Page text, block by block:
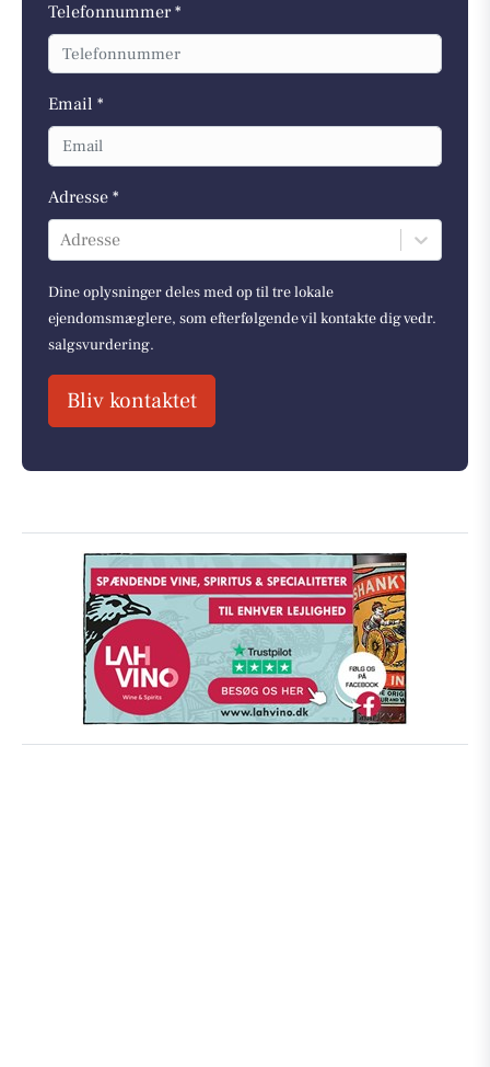
Telefonnummer *
Email *
Adresse *
Adresse
Dine oplysninger deles med op til tre lokale
ejendomsmæglere, som efterfølgende vil kontakte dig vedr.
salgsvurdering.
Bliv kontaktet